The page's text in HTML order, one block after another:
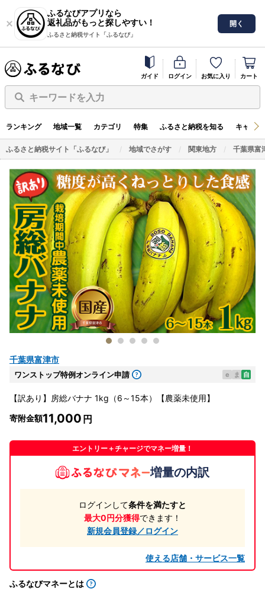
ふるなびアプリなら
返礼品がもっと探しやすい！
ふるさと納税サイト「ふるなび」
開く
ガイド ログイン お気に入り カート
キーワードを入力
ランキング 地域一覧 カテゴリ 特集 ふるさと納税を知る キャン
ふるさと納税サイト「ふるなび」 地域でさがす 関東地方 千葉県富
千葉県富津市
ワンストップ特例オンライン申請 e ま 自
【訳あり】房総バナナ 1kg（6～15本）【農薬未使用】
寄附金額11,000
エントリー＋チャージでマネー増量！
増量の内訳
ログインして条件を満たすと
最大0円分獲得できます！
新規会員登録／ログイン
使える店舗・サービス一覧
ふるなびマネーとは